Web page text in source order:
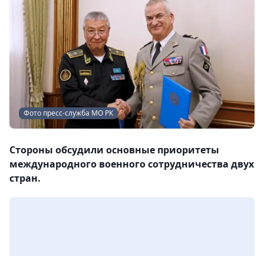
Фото пресс-служба МО РК
Стороны обсудили основные приоритеты
международного военного сотрудничества двух
стран.